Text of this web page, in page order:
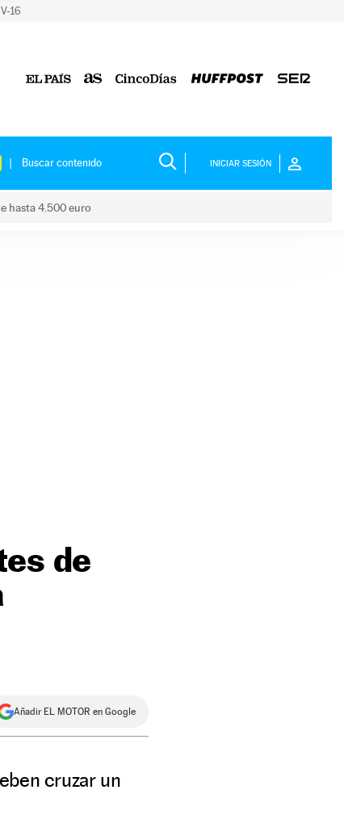
16
INICIAR SESIÓN
hasta 4.500 euro
de
Añadir EL MOTOR en Google
cruzar un